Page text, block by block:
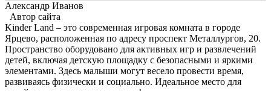
Александр Иванов
Автор сайта
Kinder Land – это современная игровая комната в городе
Ярцево, расположенная по адресу проспект Металлургов, 20.
Пространство оборудовано для активных игр и развлечений
детей, включая детскую площадку с безопасными и яркими
элементами. Здесь малыши могут весело провести время,
развиваясь физически и социально. Идеальное место для